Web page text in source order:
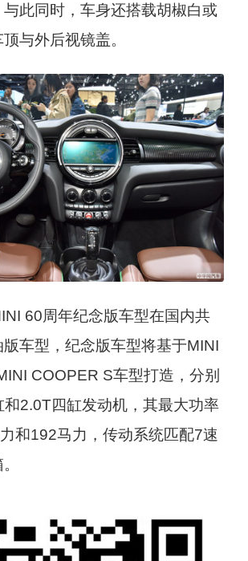
此同时，车身还搭载胡椒白或
与外后视镜盖。
60周年纪念版车型在国内共
车型，纪念版车型将基于MINI
COOPER S车型打造，分别
2.0T四缸发动机，其最大功率
和192马力，传动系统匹配7速